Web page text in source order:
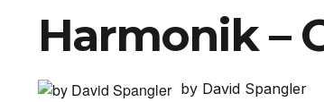
Harmonik –
by David Spangler